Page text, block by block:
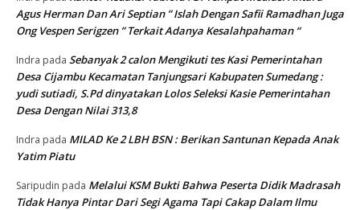
Agus Herman Dan Ari Septian ” Islah Dengan Safii Ramadhan Juga
Ong Vespen Serigzen ” Terkait Adanya Kesalahpahaman “
Indra pada Sebanyak 2 calon Mengikuti tes Kasi Pemerintahan
Desa Cijambu Kecamatan Tanjungsari Kabupaten Sumedang :
yudi sutiadi, S.Pd dinyatakan Lolos Seleksi Kasie Pemerintahan
Desa Dengan Nilai 313,8
Indra pada MILAD Ke 2 LBH BSN : Berikan Santunan Kepada Anak
Yatim Piatu
Saripudin pada Melalui KSM Bukti Bahwa Peserta Didik Madrasah
Tidak Hanya Pintar Dari Segi Agama Tapi Cakap Dalam Ilmu